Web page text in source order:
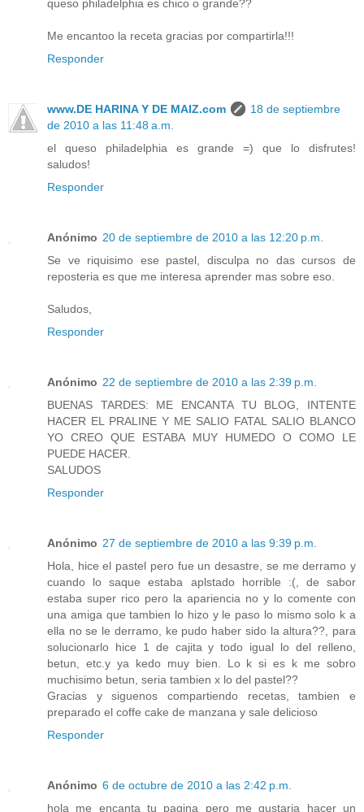
queso philadelphia es chico o grande??
Me encantoo la receta gracias por compartirla!!!
Responder
www.DE HARINA Y DE MAIZ.com
18 de septiembre
de 2010 a las 11:48 a.m.
el queso philadelphia es grande =) que lo disfrutes!
saludos!
Responder
Anónimo 20 de septiembre de 2010 a las 12:20 p.m.
Se ve riquisimo ese pastel, disculpa no das cursos de
reposteria es que me interesa aprender mas sobre eso.
Saludos,
Responder
Anónimo 22 de septiembre de 2010 a las 2:39 p.m.
BUENAS TARDES: ME ENCANTA TU BLOG, INTENTE
HACER EL PRALINE Y ME SALIO FATAL SALIO BLANCO
YO CREO QUE ESTABA MUY HUMEDO O COMO LE
PUEDE HACER.
SALUDOS
Responder
Anónimo 27 de septiembre de 2010 a las 9:39 p.m.
Hola, hice el pastel pero fue un desastre, se me derramo y
cuando lo saque estaba aplstado horrible :(, de sabor
estaba super rico pero la apariencia no y lo comente con
una amiga que tambien lo hizo y le paso lo mismo solo k a
ella no se le derramo, ke pudo haber sido la altura??, para
solucionarlo hice 1 de cajita y todo igual lo del relleno,
betun, etc.y ya kedo muy bien. Lo k si es k me sobro
muchisimo betun, seria tambien x lo del pastel??
Gracias y siguenos compartiendo recetas, tambien e
preparado el coffe cake de manzana y sale delicioso
Responder
Anónimo 6 de octubre de 2010 a las 2:42 p.m.
hola me encanta tu pagina pero me gustaria hacer un